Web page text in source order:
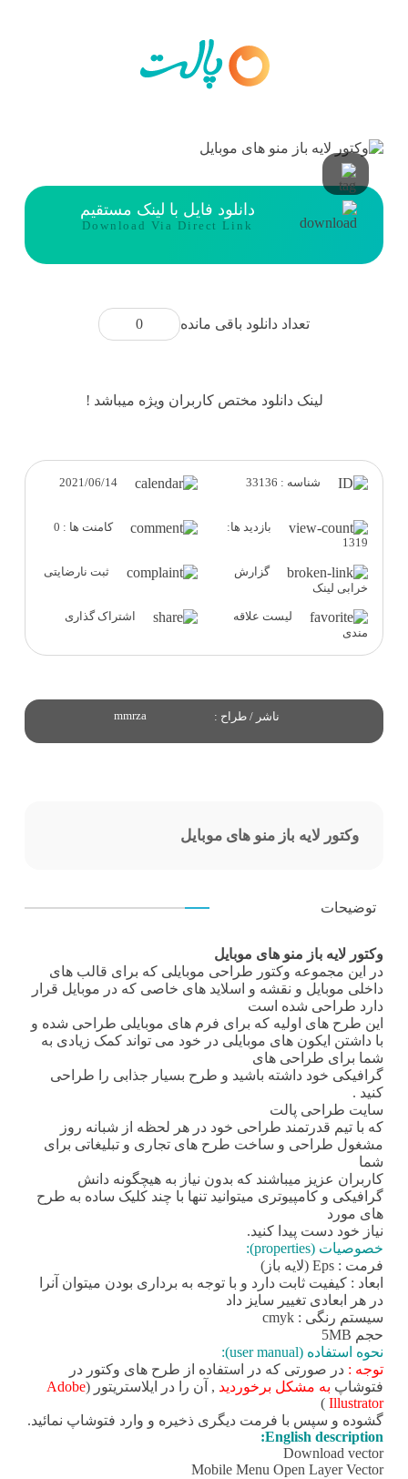
دانلود فایل با لینک مستقیم
Download Via Direct Link
تعداد دانلود باقی مانده 0
لینک دانلود مختص کاربران ویژه میباشد !
شناسه : 33136 2021/06/14
بازدید ها:
1319
کامنت ها : 0
گزارش
خرابی لینک
ثبت نارضایتی
لیست علاقه
مندی
اشتراک گذاری
ناشر / طراح : mmrza
وکتور لایه باز منو های موبایل
توضیحات
وکتور لایه باز منو های موبایل
در این مجموعه وکتور طراحی موبایلی که برای قالب های
داخلی موبایل و نقشه و اسلاید های خاصی که در موبایل قرار
دارد طراحی شده است
این طرح های اولیه که برای فرم های موبایلی طراحی شده و
با داشتن ایکون های موبایلی در خود می تواند کمک زیادی به
شما برای طراحی های
گرافیکی خود داشته باشید و طرح بسیار جذابی را طراحی
کنید .
سایت طراحی پالت
که با تیم قدرتمند طراحی خود در هر لحظه از شبانه روز
مشغول طراحی و ساخت طرح های تجاری و تبلیغاتی برای
شما
کاربران عزیز میباشند که بدون نیاز به هیچگونه دانش
گرافیکی و کامپیوتری میتوانید تنها با چند کلیک ساده به طرح
های مورد
نیاز خود دست پیدا کنید.
خصوصیات (properties):
فرمت : Eps (لایه باز)
ابعاد : کیفیت ثابت دارد و با توجه به برداری بودن میتوان آنرا
در هر ابعادی تغییر سایز داد
سیستم رنگی : cmyk
حجم 5MB
نحوه استفاده (user manual):
توجه : در صورتی که در استفاده از طرح های وکتور در
فتوشاپ به مشکل برخوردید , آن را در ایلاستریتور (Adobe
Illustrator
)
گشوده و سپس با فرمت دیگری ذخیره و وارد فتوشاپ نمائید.
English description:
Download vector
Mobile Menu Open Layer Vector